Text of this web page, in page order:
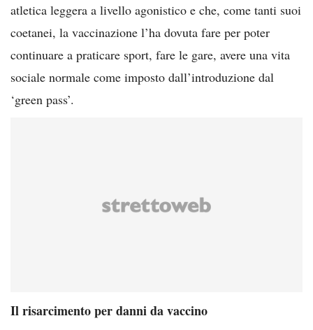
atletica leggera a livello agonistico e che, come tanti suoi
coetanei, la vaccinazione l’ha dovuta fare per poter
continuare a praticare sport, fare le gare, avere una vita
sociale normale come imposto dall’introduzione dal
‘green pass’.
Il risarcimento per danni da vaccino